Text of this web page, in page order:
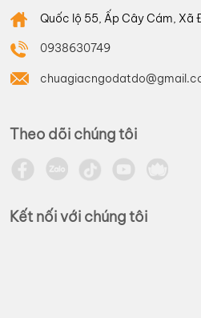
Quốc lộ 55, Ấp Cây Cám, Xã
0938630749
Theo dõi chúng tôi
Kết nối với chúng tôi